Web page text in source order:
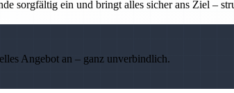
sorgfältig ein und bringt alles sicher ans Ziel –
Angebot an – ganz unverbindlich.